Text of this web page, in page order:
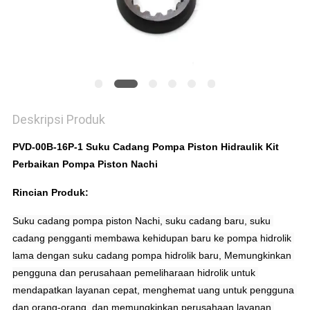
Deskripsi Produk
PVD-00B-16P-1 Suku Cadang Pompa Piston Hidraulik Kit
Perbaikan Pompa Piston Nachi
Rincian Produk:
Suku cadang pompa piston Nachi, suku cadang baru, suku
cadang pengganti membawa kehidupan baru ke pompa hidrolik
lama dengan suku cadang pompa hidrolik baru, Memungkinkan
pengguna dan perusahaan pemeliharaan hidrolik untuk
mendapatkan layanan cepat, menghemat uang untuk pengguna
dan orang-orang, dan memungkinkan perusahaan layanan